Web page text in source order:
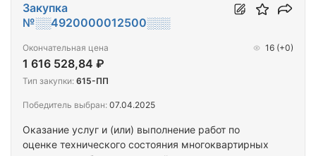
(г.Мурманск, ул. Радищева, д. 14)
Оказание услуг и (или) выполнение работ по
оценке технического состояния многоквартирных
Закупка
№░░4920000012500░░░
Окончательная цена
1 616 528,84 ₽
16 (+0)
Тип закупки: 615-ПП
Победитель выбран: 07.04.2025